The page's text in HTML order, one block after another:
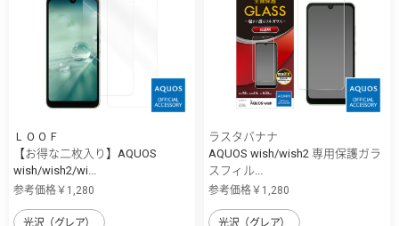
ＬＯＯＦ
【お得な二枚入り】AQUOS
wish/wish2/wi...
参考価格￥1,280
光沢（グレア）
ラスタバナナ
AQUOS wish/wish2 専用保護ガラ
スフィル...
参考価格￥1,280
光沢（グレア）